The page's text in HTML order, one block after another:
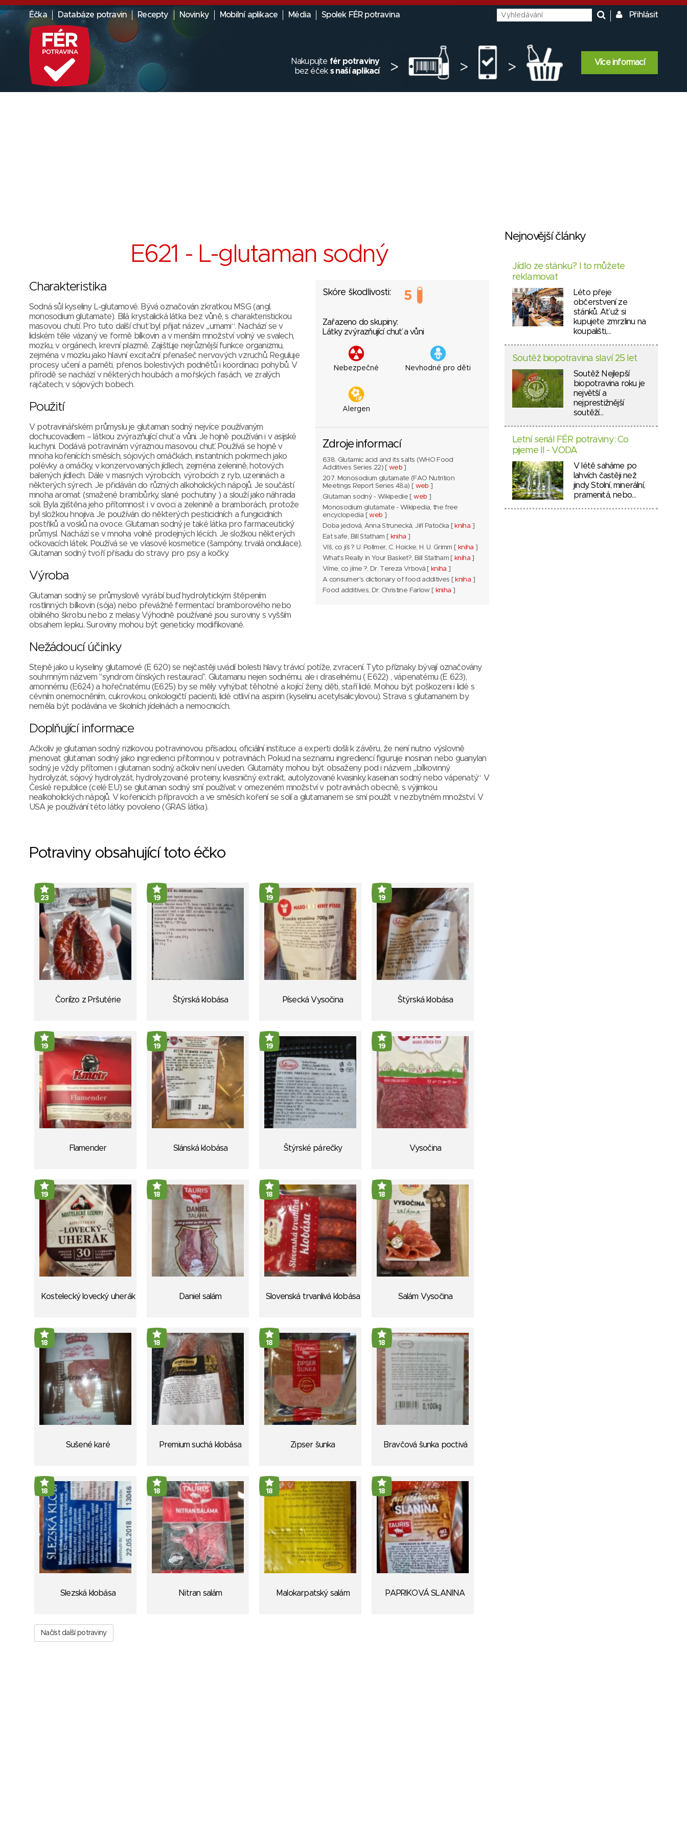
Éčka Databáze potravin Recepty Novinky Mobilní aplikace Média Spolek FÉR potravina Přihlásit
Nakupujte fér potraviny
bez éček s naší aplikací > > > Více informací
E621 - L-glutaman sodný
Skóre škodlivosti:
Zařazeno do skupiny:
Látky zvýrazňující chuť a vůni
Nebezpečné Nevhodné pro děti
Alergen
Zdroje informací
638. Glutamic acid and its salts (WHO Food
Additives Series 22) [web ]
207. Monosodium glutamate (FAO Nutrition
Meetings Report Series 48a) [ web ]
Glutaman sodný - Wikipedie [web ]
Monosodium glutamate - Wikipedia, the free
encyclopedia [web ]
Doba jedová, Anna Strunecká, Jiří Patočka [ kniha ]
Eat safe, Bill Statham [ kniha ]
Víš, co jíš ? U. Pollmer, C. Hoicke, H. U. Grimm [ kniha ]
What's Really in Your Basket?, Bill Statham [ kniha]
Víme, co jíme ?, Dr. Tereza Vrbová [ kniha ]
A consumer's dictionary of food additives [ kniha ]
Food additives, Dr. Christine Farlow [ kniha ]
Charakteristika
Sodná sůl kyseliny L-glutamové. Bývá označován zkratkou MSG (angl.
monosodium glutamate). Bílá krystalická látka bez vůně, s charakteristickou
masovou chutí. Pro tuto další chuť byl přijat název „umami“. Nachází se v
lidském těle vázaný ve formě bílkovin a v menším množství volný ve svalech,
mozku, v orgánech, krevní plazmě. Zajišťuje nejrůznější funkce organizmu,
zejména v mozku jako hlavní excitační přenašeč nervových vzruchů. Reguluje
procesy učení a paměti, přenos bolestivých podnětů i koordinaci pohybů. V
přírodě se nachází v některých houbách a mořských řasách, ve zralých
rajčatech, v sójových bobech.
Použití
V potravinářském průmyslu je glutaman sodný nejvíce používaným
dochucovadlem – látkou zvýrazňující chuť a vůni. Je hojně používán i v asijské
kuchyni. Dodává potravinám výraznou masovou chuť. Používá se hojně v
mnoha kořenících směsích, sójových omáčkách, instantních pokrmech jako
polévky a omáčky, v konzervovaných jídlech, zejména zelenině, hotových
balených jídlech. Dále v masných výrobcích, výrobcích z ryb, uzeninách a
některých sýrech. Je přidáván do různých alkoholických nápojů. Je součástí
mnoha aromat (smažené brambůrky, slané pochutiny ) a slouží jako náhrada
soli. Byla zjištěna jeho přítomnost i v ovoci a zelenině a bramborách, protože
byl složkou hnojiva. Je používán do některých pesticidních a fungicidních
postřiků a vosků na ovoce. Glutaman sodný je také látka pro farmaceutický
průmysl. Nachází se v mnoha volně prodejných lécích. Je složkou některých
očkovacích látek. Používá se ve vlasové kosmetice (šampóny, trvalá ondulace).
Glutaman sodný tvoří přísadu do stravy pro psy a kočky.
Výroba
Glutaman sodný se průmyslově vyrábí buď hydrolytickým štěpením
rostlinných bílkovin (sója) nebo převážně fermentací bramborového nebo
obilného škrobu nebo z melasy. Výhodně používané jsou suroviny s vyšším
obsahem lepku. Suroviny mohou být geneticky modifikované.
Nežádoucí účinky
Stejně jako u kyseliny glutamové (E 620) se nejčastěji uvádí bolesti hlavy, trávicí potíže, zvracení. Tyto příznaky bývají označovány
souhrnným názvem "syndrom čínských restaurací". Glutamanu nejen sodnému, ale i draselnému ( E622) , vápenatému (E 623),
amonnému (E624) a hořečnatému (E625) by se měly vyhýbat těhotné a kojící ženy, děti, staří lidé. Mohou být poškozeni i lidé s
cévním onemocněním, cukrovkou, onkologičtí pacienti, lidé citliví na aspirin (kyselinu acetylsalicylovou). Strava s glutamanem by
neměla být podávána ve školních jídelnách a nemocnicích.
Doplňující informace
Ačkoliv je glutaman sodný rizikovou potravinovou přísadou, oficiální instituce a experti došli k závěru, že není nutno výslovně
jmenovat glutaman sodný jako ingredienci přítomnou v potravinách. Pokud na seznamu ingrediencí figuruje inosinan nebo guanylan
sodný, je vždy přítomen i glutaman sodný, ačkoliv není uveden. Glutamáty mohou být obsaženy pod i názvem „bílkovinný
hydrolyzát, sójový hydrolyzát, hydrolyzované proteiny, kvasničný extrakt, autolyzované kvasinky, kaseinan sodný nebo vápenatý.“ V
České republice (celé EU) se glutaman sodný smí používat v omezeném množství v potravinách obecně, s výjimkou
nealkoholických nápojů. V kořenicích přípravcích a ve směsích koření se solí a glutamanem se smí použít v nezbytném množství. V
USA je používání této látky povoleno (GRAS látka).
Potraviny obsahující toto éčko
23
Čoríízo z Pršutérie
19
Štýrská klobása
19
Písecká Vysočina
19
Štýrská klobása
19
Flamender
19
Slánská klobása
19
Štýrské párečky
19
Vysočina
19
Kostelecký lovecký uherák
18
Daniel salám
18
Slovenská trvanlivá klobása
18
Salám Vysočina
18
Sušené karé
18
Premium suchá klobása
18
Zipser šunka
18
Bravčová šunka poctivá
18
Slezská klobása
18
Nitran salám
18
Malokarpatský salám
18
PAPRIKOVÁ SLANINA
Načíst další potraviny
Nejnovější články
Jídlo ze stánku? I to můžete
reklamovat
Léto přeje
občerstvení ze
stánků. Ať už si
kupujete zmrzlinu na
koupališti,…
Soutěž biopotravina slaví 25 let
Soutěž Nejlepší
biopotravina roku je
největší a
nejprestižnější
soutěží…
Letní seriál FÉR potraviny: Co
pijeme II - VODA
V létě saháme po
lahvích častěji než
jindy. Stolní, minerální,
pramenitá, nebo…